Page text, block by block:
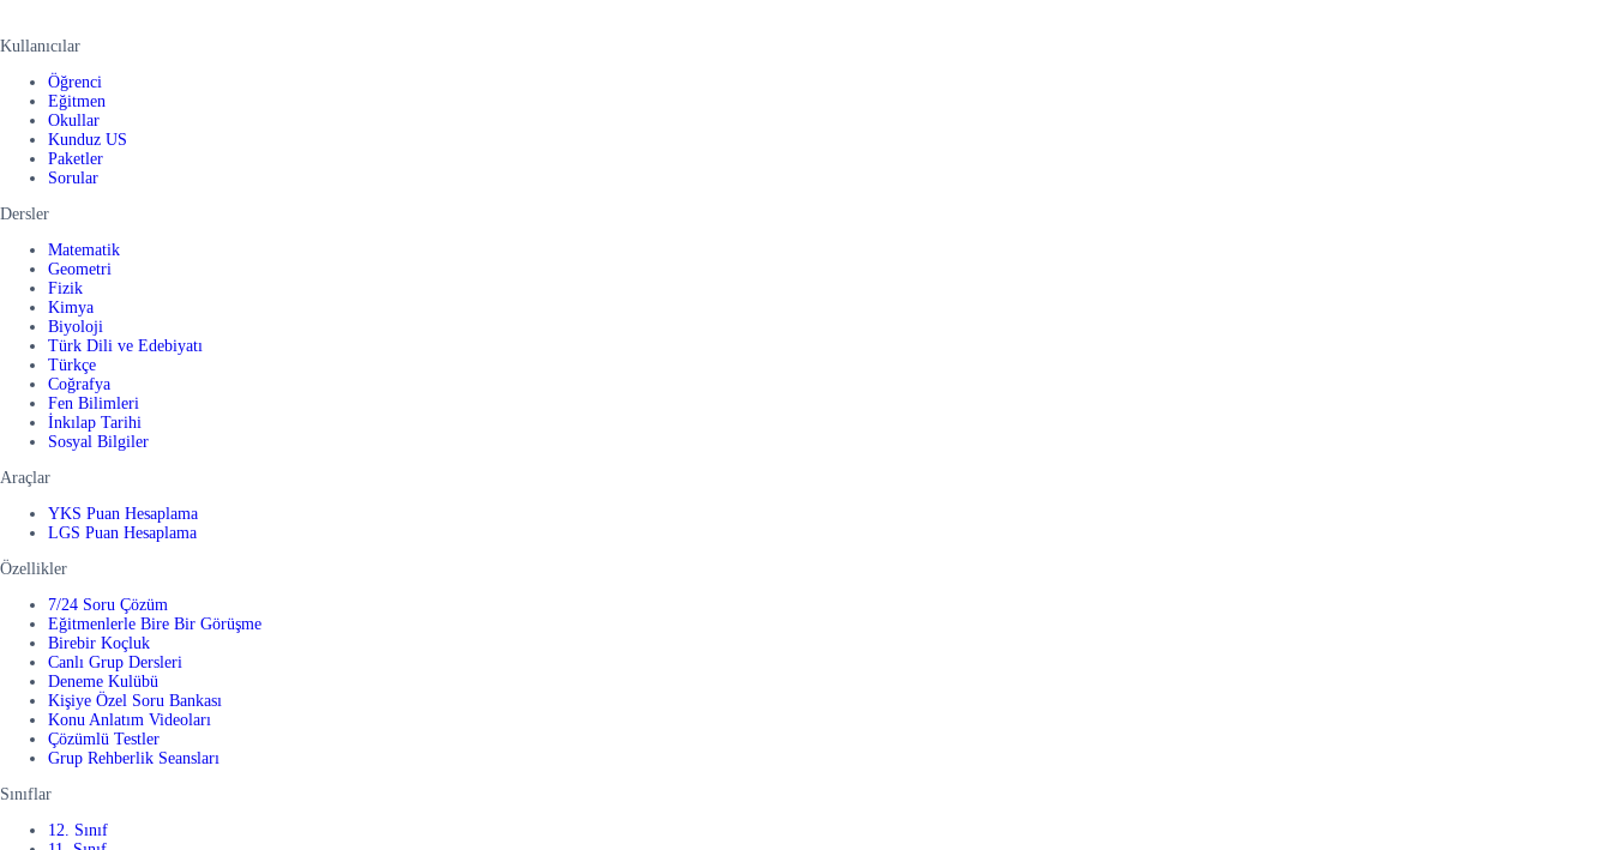
Kullanıcılar
Öğrenci
Eğitmen
Okullar
Kunduz US
Paketler
Sorular
Dersler
Matematik
Geometri
Fizik
Kimya
Biyoloji
Türk Dili ve Edebiyatı
Türkçe
Coğrafya
Fen Bilimleri
İnkılap Tarihi
Sosyal Bilgiler
Araçlar
YKS Puan Hesaplama
LGS Puan Hesaplama
Özellikler
7/24 Soru Çözüm
Eğitmenlerle Bire Bir Görüşme
Birebir Koçluk
Canlı Grup Dersleri
Deneme Kulübü
Kişiye Özel Soru Bankası
Konu Anlatım Videoları
Çözümlü Testler
Grup Rehberlik Seansları
Sınıflar
12. Sınıf